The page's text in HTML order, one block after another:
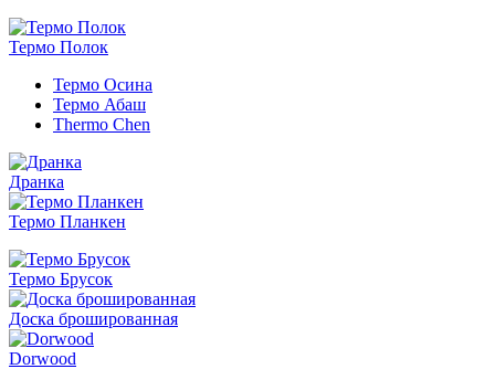
Термо Полок
Термо Осина
Термо Абаш
Thermo Chen
Дранка
Термо Планкен
Термо Брусок
Доска брошированная
Dorwood